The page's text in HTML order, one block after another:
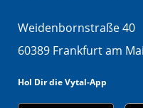
Weidenbornstraße 40
60389 Frankfurt am
Hol Dir die Vytal-App